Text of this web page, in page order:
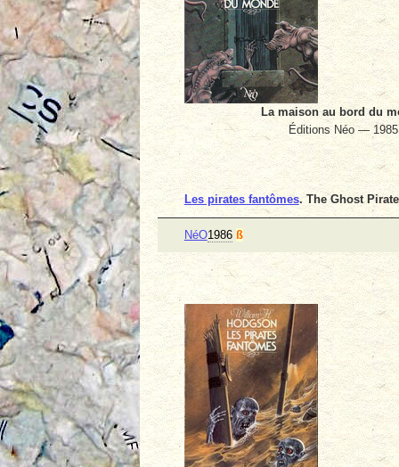
La maison au bord du
Éditions Néo — 1985
Les pirates fantômes. The Ghost
NéO1986 ß